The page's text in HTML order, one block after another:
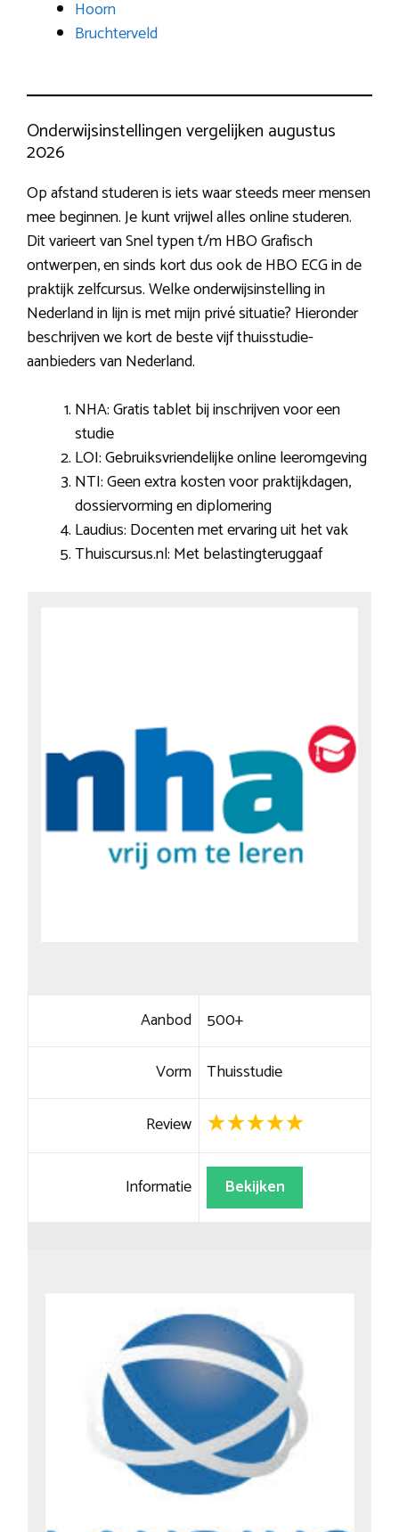
Hoorn
Bruchterveld
Onderwijsinstellingen vergelijken augustus
2026
Op afstand studeren is iets waar steeds meer mensen
mee beginnen. Je kunt vrijwel alles online studeren.
Dit varieert van Snel typen t/m HBO Grafisch
ontwerpen, en sinds kort dus ook de HBO ECG in de
praktijk zelfcursus. Welke onderwijsinstelling in
Nederland in lijn is met mijn privé situatie? Hieronder
beschrijven we kort de beste vijf thuisstudie-
aanbieders van Nederland.
NHA: Gratis tablet bij inschrijven voor een
studie
LOI: Gebruiksvriendelijke online leeromgeving
NTI: Geen extra kosten voor praktijkdagen,
dossiervorming en diplomering
Laudius: Docenten met ervaring uit het vak
Thuiscursus.nl: Met belastingteruggaaf
Aanbod 500+
Vorm Thuisstudie
Review
Informatie Bekijken